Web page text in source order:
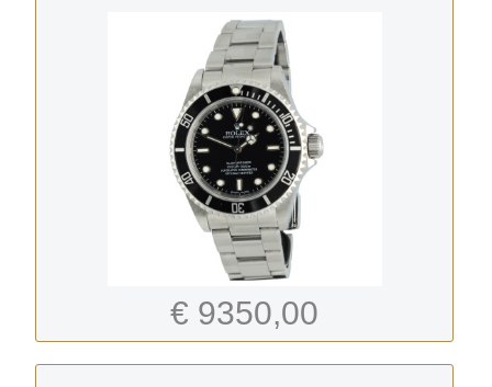
€ 9350,00